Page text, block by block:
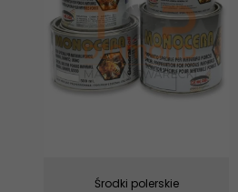
Środki polerskie